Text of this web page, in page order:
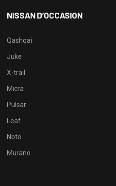
NISSAN D’OCCASION
Qashqai
Juke
X-trail
Micra
Pulsar
Leaf
Note
Murano